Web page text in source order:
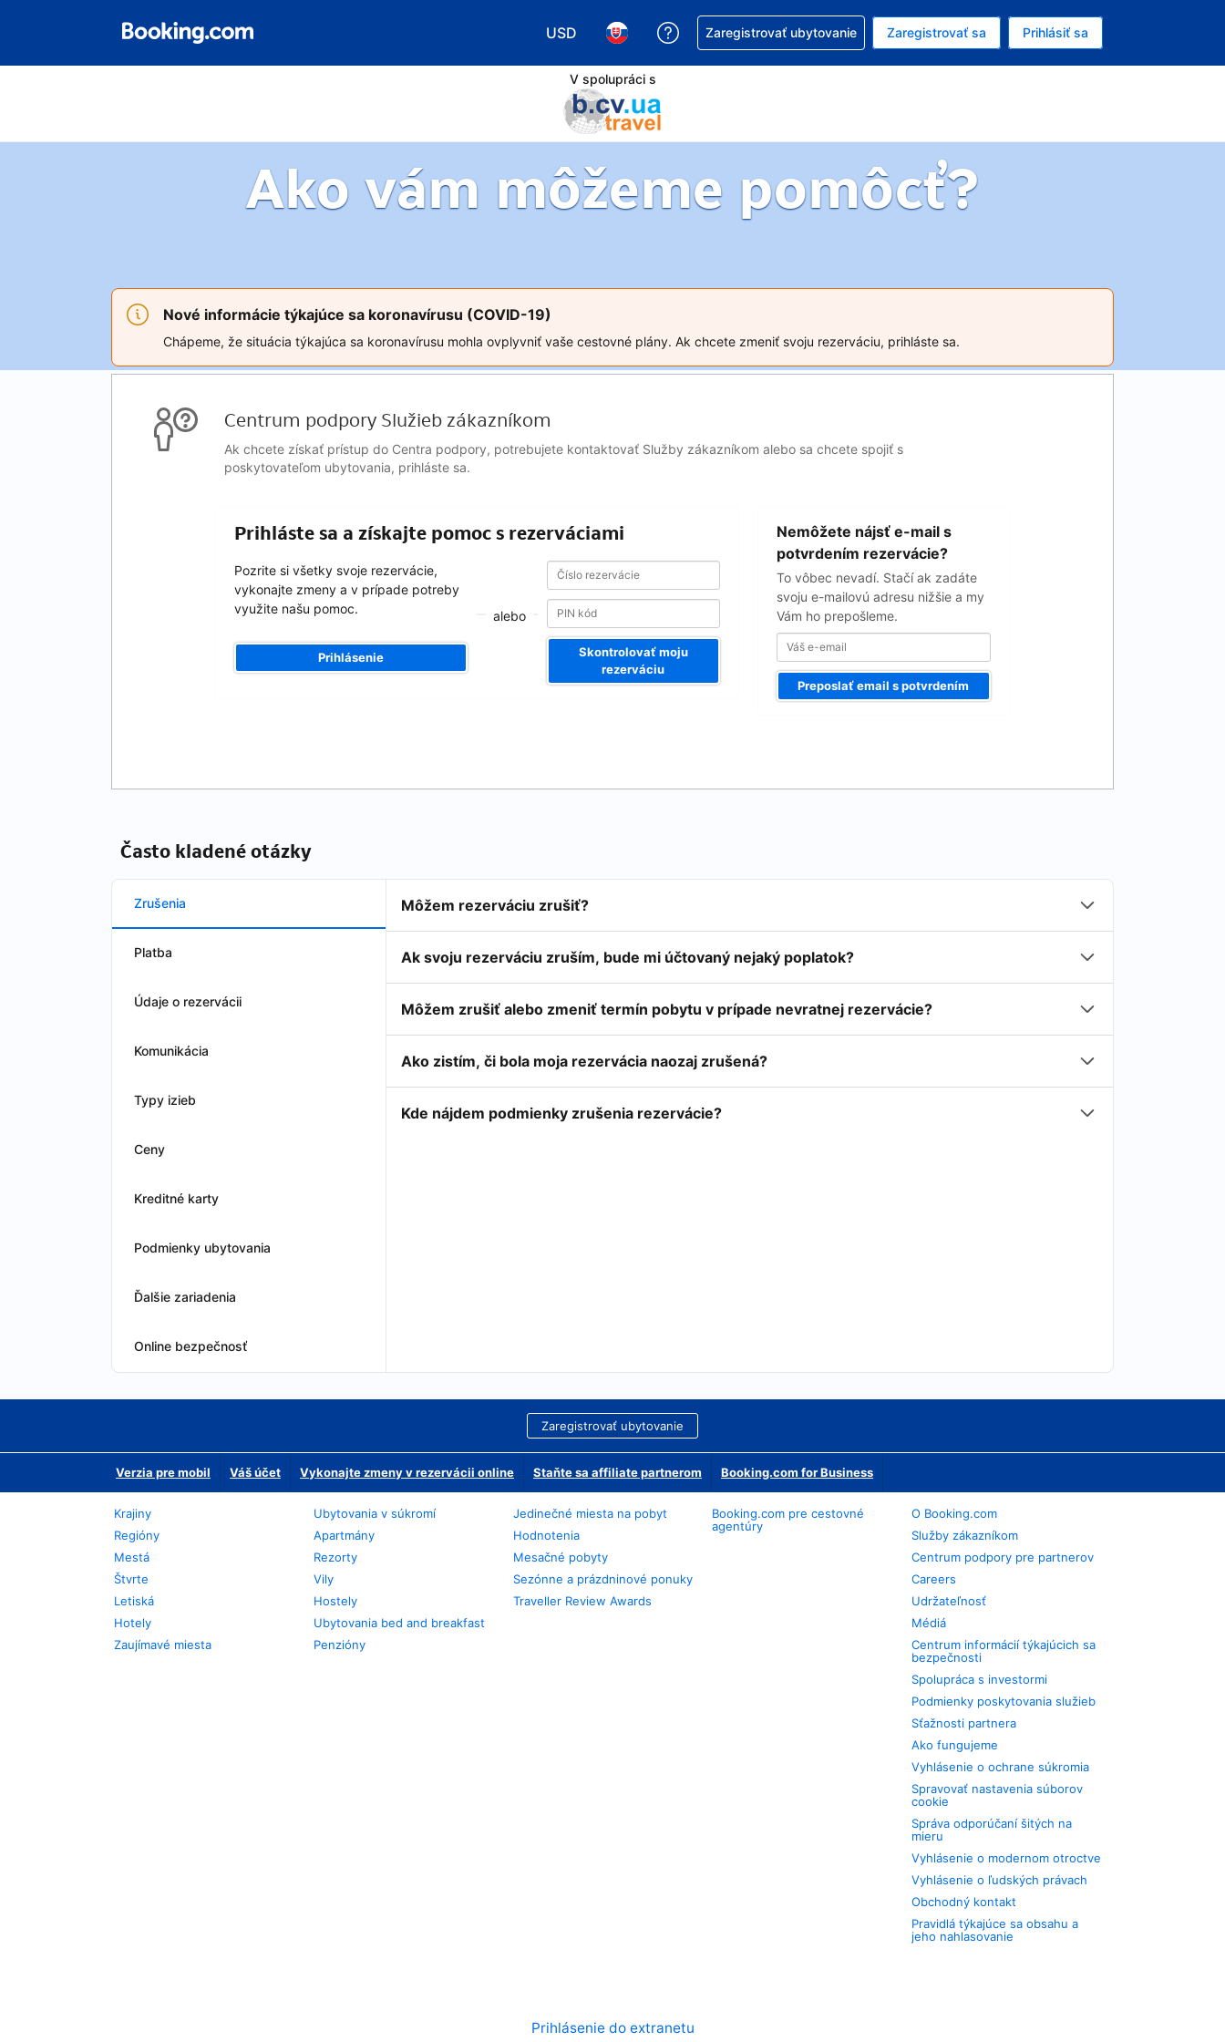
USD
Vybrať menu. Momentálne máte zvolenú menu Americký dolár
Vybrať jazyk. Momentálne máte zvolený jazyk V slovenčine
Získajte pomoc s rezerváciou
Zaregistrovať ubytovanie Zaregistrovať sa Prihlásiť sa
V spolupráci s
Ako vám môžeme pomôcť?
Nové informácie týkajúce sa koronavírusu (COVID-19)
Chápeme, že situácia týkajúca sa koronavírusu mohla ovplyvniť vaše cestovné plány. Ak chcete zmeniť svoju rezerváciu, prihláste sa.
Centrum podpory Služieb zákazníkom
Ak chcete získať prístup do Centra podpory, potrebujete kontaktovať Služby zákazníkom alebo sa chcete spojiť s
poskytovateľom ubytovania, prihláste sa.
Prihláste sa a získajte pomoc s rezerváciami
Pozrite si všetky svoje rezervácie,
vykonajte zmeny a v prípade potreby
využite našu pomoc.
Prihlásenie
alebo
Číslo
rezervácie
Číslo
rezervácie
Skontrolovať moju
rezerváciu
Nemôžete nájsť e-mail s
potvrdením rezervácie?
To vôbec nevadí. Stačí ak zadáte
svoju e-mailovú adresu nižšie a my
Vám ho prepošleme.
email
Preposlať email s potvrdením
Často kladené otázky
Zrušenia
Platba
Údaje o rezervácii
Komunikácia
Typy izieb
Ceny
Kreditné karty
Podmienky ubytovania
Ďalšie zariadenia
Online bezpečnosť
Môžem rezerváciu zrušiť?
Ak svoju rezerváciu zruším, bude mi účtovaný nejaký poplatok?
Môžem zrušiť alebo zmeniť termín pobytu v prípade nevratnej rezervácie?
Ako zistím, či bola moja rezervácia naozaj zrušená?
Kde nájdem podmienky zrušenia rezervácie?
Zaregistrovať ubytovanie
Verzia pre mobil Váš účet Vykonajte zmeny v rezervácii online Staňte sa affiliate partnerom Booking.com for Business
Krajiny
Regióny
Mestá
Štvrte
Letiská
Hotely
Zaujímavé miesta
Ubytovania v súkromí
Apartmány
Rezorty
Vily
Hostely
Ubytovania bed and breakfast
Penzióny
Jedinečné miesta na pobyt
Hodnotenia
Mesačné pobyty
Sezónne a prázdninové ponuky
Traveller Review Awards
Booking.com pre cestovné
agentúry
O Booking.com
Služby zákazníkom
Centrum podpory pre partnerov
Careers
Udržateľnosť
Médiá
Centrum informácií týkajúcich sa
bezpečnosti
Spolupráca s investormi
Podmienky poskytovania služieb
Sťažnosti partnera
Ako fungujeme
Vyhlásenie o ochrane súkromia
Spravovať nastavenia súborov
cookie
Správa odporúčaní šitých na
mieru
Vyhlásenie o modernom otroctve
Vyhlásenie o ľudských právach
Obchodný kontakt
Pravidlá týkajúce sa obsahu a
jeho nahlasovanie
Prihlásenie do extranetu